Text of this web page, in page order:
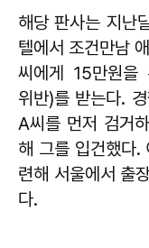
해당 판사는 지난
텔에서 조건만남
씨에게 15만원을
위반)를 받는다.
A씨를 먼저 검거
해 그를 입건했다.
련해 서울에서 출
다.